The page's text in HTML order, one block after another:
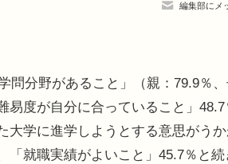
編集部にメ
分野があること」（親：79.9％、
度が自分に合っていること」48.7
学に進学しようとする意思がうか
「就職実績がよいこと」45.7％と続